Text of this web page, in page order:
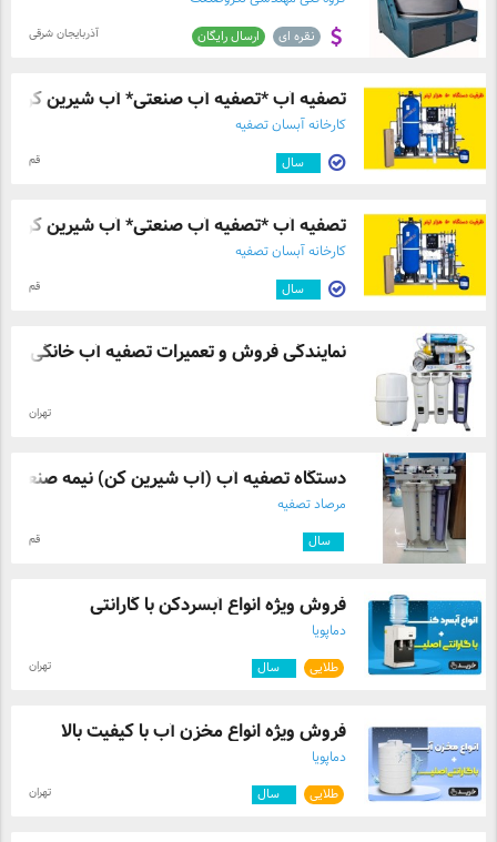
نقره ای ارسال رایگان آذربایجان شرقی
تصفیه آب *تصفیه آب صنعتی* آب شیرین
کارخانه آبسان تصفیه
سال قم
تصفیه آب *تصفیه آب صنعتی* آب شیرین
کارخانه آبسان تصفیه
سال قم
نمایندگی فروش و تعمیرات تصفیه آب خانگی و
تهران
دستگاه تصفیه آب (آب شیرین کن) نیمه صنعتی
مرصاد تصفیه
سال قم
فروش ویژه انواع آبسردکن با گارانتی
دماپویا
طلایی سال تهران
فروش ویژه انواع مخزن آب با کیفیت بالا
دماپویا
طلایی سال تهران